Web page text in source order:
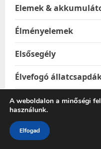
Elemek &
Élményelemek
Elsősegély
Élvefogó
Emelők
Epilátorok
A weboldalon a minőségi
használunk.
Elfogad